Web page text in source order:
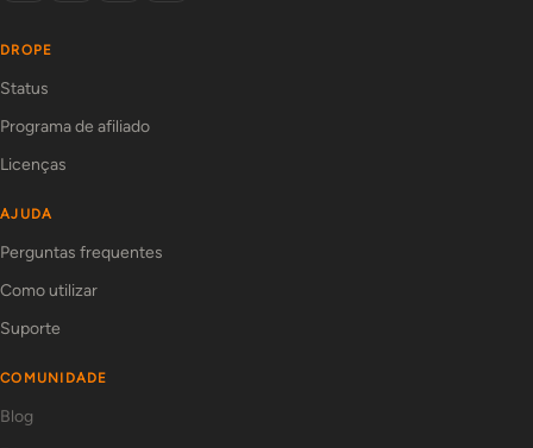
DROPE
Status
Programa de afiliado
Licenças
AJUDA
Perguntas frequentes
Como utilizar
Suporte
COMUNIDADE
Blog